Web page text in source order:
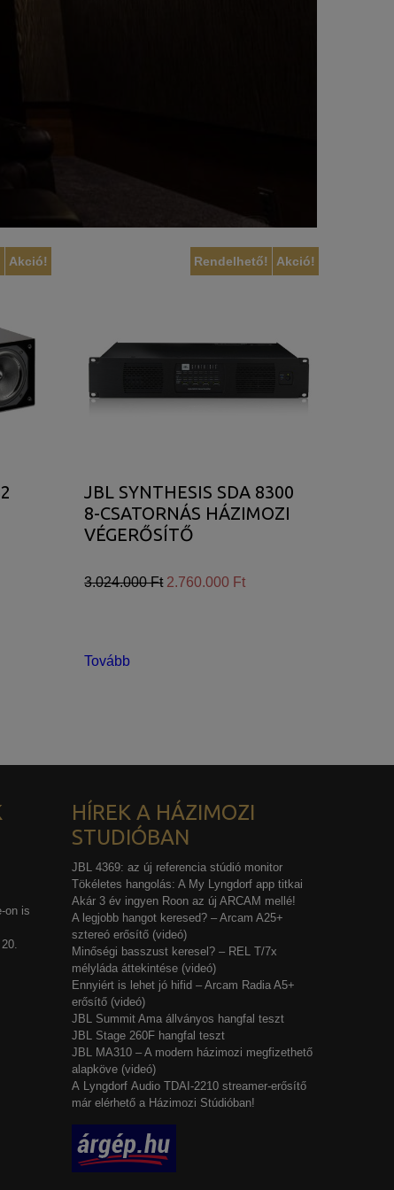
Akció! Akció!
Rendelhető!
JBL SYNTHESIS SDA 8300
8-CSATORNÁS HÁZIMOZI
VÉGERŐSÍTŐ
3.024.000 Ft 2.760.000 Ft
Tovább
on is
HÍREK A HÁZIMOZI
STUDIÓBAN
JBL 4369: az új referencia stúdió monitor
Tökéletes hangolás: A My Lyngdorf app titkai
Akár 3 év ingyen Roon az új ARCAM mellé!
A legjobb hangot keresed? – Arcam A25+
sztereó erősítő (videó)
Minőségi basszust keresel? – REL T/7x
mélyláda áttekintése (videó)
Ennyiért is lehet jó hifid – Arcam Radia A5+
erősítő (videó)
JBL Summit Ama állványos hangfal teszt
JBL Stage 260F hangfal teszt
JBL MA310 – A modern házimozi megfizethető
alapköve (videó)
A Lyngdorf Audio TDAI-2210 streamer-erősítő
már elérhető a Házimozi Stúdióban!